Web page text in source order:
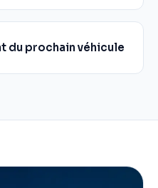
du prochain véhicule